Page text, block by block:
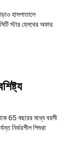
হাসপাতালে
স্টার হেলথের অফার
65 বছরের মধ্যে বয়সী
নির্ভরশীল শিশুরা